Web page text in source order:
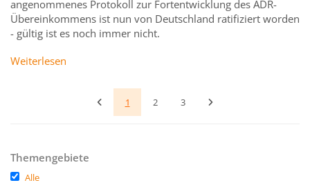
angenommenes Protokoll zur Fortentwicklung des ADR-
Übereinkommens ist nun von Deutschland ratifiziert worden
- gültig ist es noch immer nicht.
Weiterlesen
1 2 3
Themengebiete
Alle